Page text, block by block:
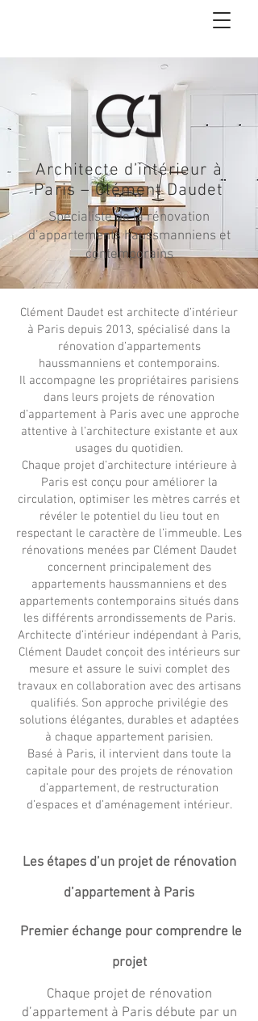
Architecte d’intérieur à
Paris – Clément Daudet
Spécialiste de la rénovation
d’appartements haussmanniens et
contemporains
Clément Daudet est architecte d’intérieur
à Paris depuis 2013, spécialisé dans la
rénovation d’appartements
haussmanniens et contemporains.
Il accompagne les propriétaires parisiens
dans leurs projets de rénovation
d’appartement à Paris avec une approche
attentive à l’architecture existante et aux
usages du quotidien.
Chaque projet d’architecture intérieure à
Paris est conçu pour améliorer la
circulation, optimiser les mètres carrés et
révéler le potentiel du lieu tout en
respectant le caractère de l’immeuble. Les
rénovations menées par Clément Daudet
concernent principalement des
appartements haussmanniens et des
appartements contemporains situés dans
les différents arrondissements de Paris.
Architecte d’intérieur indépendant à Paris,
Clément Daudet conçoit des intérieurs sur
mesure et assure le suivi complet des
travaux en collaboration avec des artisans
qualifiés. Son approche privilégie des
solutions élégantes, durables et adaptées
à chaque appartement parisien.
Basé à Paris, il intervient dans toute la
capitale pour des projets de rénovation
d’appartement, de restructuration
d’espaces et d’aménagement intérieur.
Les étapes d’un projet de rénovation
d’appartement à Paris
Premier échange pour comprendre le
projet
Chaque projet de rénovation
d’appartement à Paris débute par un